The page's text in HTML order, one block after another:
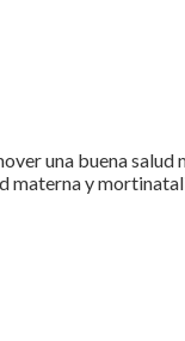
una buena
materna y